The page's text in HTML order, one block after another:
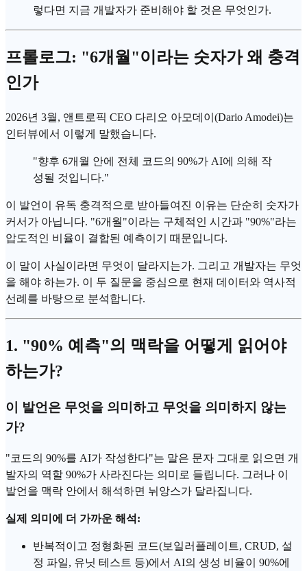
렇다면 지금 개발자가 준비해야 할 것은 무엇인가.
프롤로그: "6개월"이라는 숫자가 왜 충격
인가
2026년 3월, 앤트로픽 CEO 다리오 아모데이(Dario Amodei)는
인터뷰에서 이렇게 말했습니다.
"향후 6개월 안에 전체 코드의 90%가 AI에 의해 작
성될 것입니다."
이 발언이 유독 충격적으로 받아들여진 이유는 단순히 숫자가
커서 가 아닙니다. "6개월"이라는 구체적인 시간과 "90%"라는
압도적인 비율이 결합된 예측이기 때문입니다.
이 말이 사실이라면 무엇이 달라지는가. 그리고 개발자는 무엇
을 해야 하는가. 이 두 질문을 중심으로 현재 데이터와 역사적
선례를 바탕으로 분석합니다.
1. "90% 예측"의 맥락을 어떻게 읽어야
하는가?
이 발언은 무엇을 의미하고 무엇을 의미하지 않는
가?
"코드의 90%를 AI가 작성한다"는 말은 문자 그대로 읽으면 개
발자의 역할 90%가 사라진다는 의미로 들립니다. 그러나 이
발언을 맥락 안에서 해석하면 뉘앙스가 달라집니다.
실제 의미에 더 가까운 해석:
반복적이고 정형화된 코드(보일러플레이트, CRUD, 설
정 파일, 유닛 테스트 등)에서 AI의 생성 비율이 90%에